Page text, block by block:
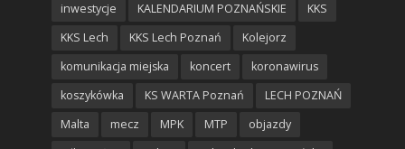
inwestycje
KALENDARIUM POZNAŃSKIE
KKS
KKS Lech
KKS Lech Poznań
Kolejorz
komunikacja miejska
koncert
koronawirus
koszykówka
KS WARTA Poznań
LECH POZNAŃ
Malta
mecz MPK MTP
objazdy